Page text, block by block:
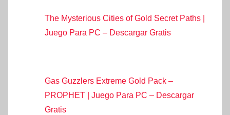
The Mysterious Cities of Gold Secret Paths |
Juego Para PC – Descargar Gratis
Gas Guzzlers Extreme Gold Pack –
PROPHET | Juego Para PC – Descargar
Gratis